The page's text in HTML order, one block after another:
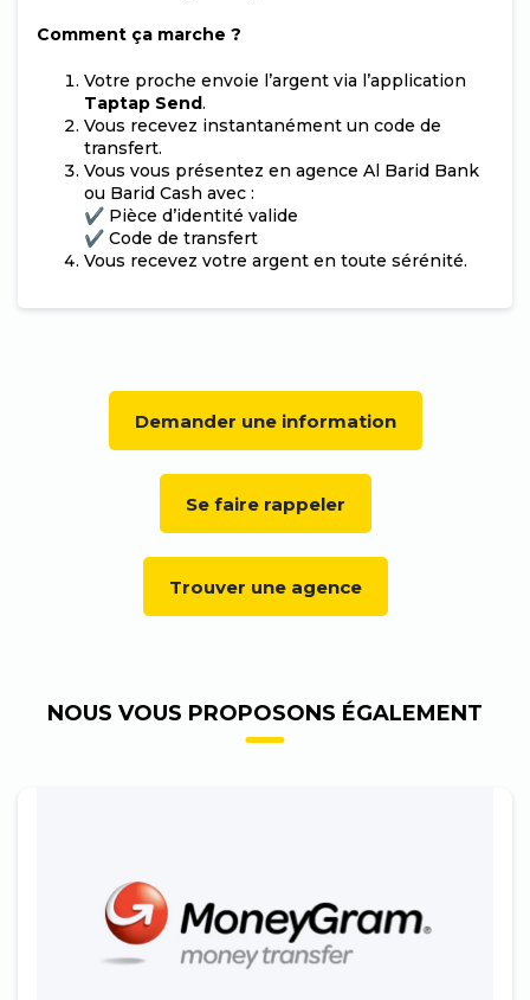
Comment ça marche ?
Votre proche envoie l’argent via l’application
Taptap Send.
Vous recevez instantanément un code de
transfert.
Vous vous présentez en agence Al Barid Bank
ou Barid Cash avec :
✔ Pièce d’identité valide
✔ Code de transfert
Vous recevez votre argent en toute sérénité.
Demander une information
Se faire rappeler
Trouver une agence
NOUS VOUS PROPOSONS ÉGALEMENT